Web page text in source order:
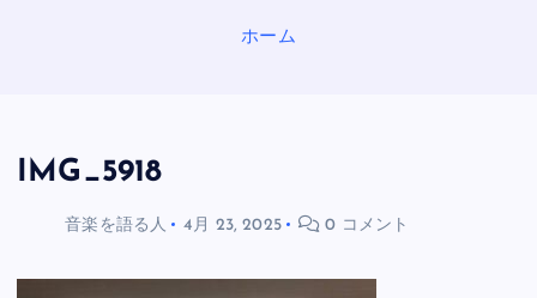
ホーム
IMG_5918
音楽を語る人 4月 23, 2025 0 コメント